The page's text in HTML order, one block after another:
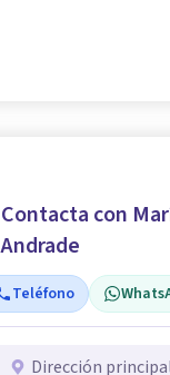
Contacta con
Andrade
Teléfono
Dirección